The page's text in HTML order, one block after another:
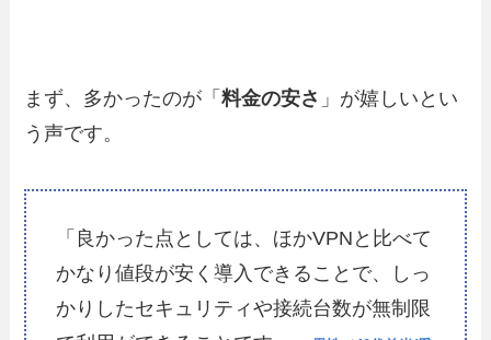
まず、多かったのが「料金の安さ 」が嬉しいとい
う声です。
「良かった点としては、ほかVPNと比べて
かなり値段が安く導入できることで、しっ
かりしたセキュリティや接続台数が無制限